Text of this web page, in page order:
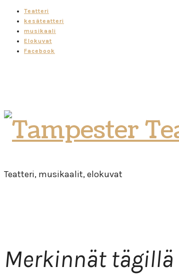
Teatteri
kesäteatteri
musikaali
Elokuvat
Facebook
Tampester
Teatro
Teatteri, musikaalit, elokuvat
Merkinnät tägillä